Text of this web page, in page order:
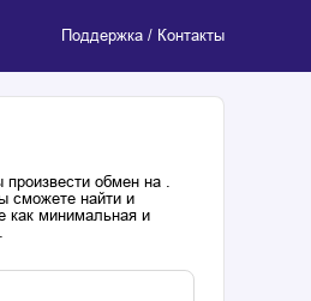
Поддержка / Контакты
обмен на .
сможете найти и
как минимальная и